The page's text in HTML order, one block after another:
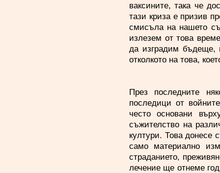
ваксините, така че
тази криза е призив
смисъла на нашето
излезем от това
да изградим бъдеще,
отколкото на това,
През последните
последици от
често основани
съжителство на
култури. Това донесе
само материално
страданието,
лечение ще отнеме